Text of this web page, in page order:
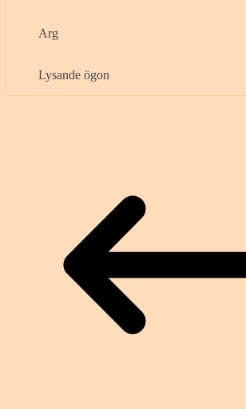
Arg
Lysande ögon